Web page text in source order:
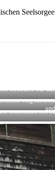
Reiseziel war
ersten Weg ins
Unterkunft bot